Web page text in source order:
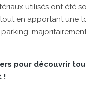
utilisés ont été
en apportant une
pour découvrir
!